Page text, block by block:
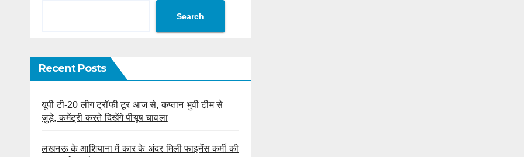
Search
Recent Posts
यूपी टी-20 लीग ट्रॉफी टूर आज से, कप्तान भुवी टीम से
जुड़े, कमेंट्री करते दिखेंगे पीयूष चावला
लखनऊ के आशियाना में कार के अंदर मिली फाइनेंस कर्मी की